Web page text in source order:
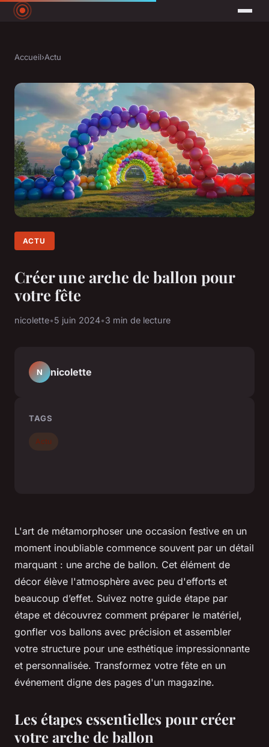
Accueil›Actu
ACTU
Créer une arche de ballon pour
votre fête
nicolette•5 juin 2024•3 min de lecture
L'art de métamorphoser une occasion festive en un
moment inoubliable commence souvent par un détail
marquant : une arche de ballon. Cet élément de
décor élève l'atmosphère avec peu d'efforts et
beaucoup d’effet. Suivez notre guide étape par
étape et découvrez comment préparer le matériel,
gonfler vos ballons avec précision et assembler
votre structure pour une esthétique impressionnante
et personnalisée. Transformez votre fête en un
événement digne des pages d'un magazine.
Les étapes essentielles pour créer
votre arche de ballon
N nicolette
TAGS
Actu